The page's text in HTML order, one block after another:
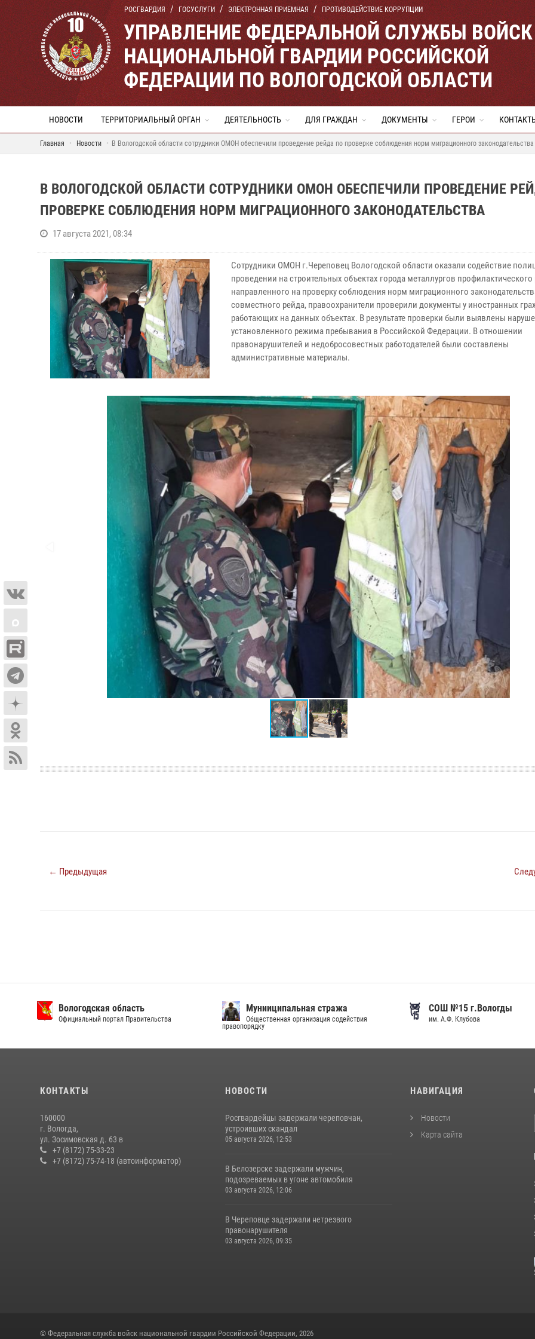
РОСГВАРДИЯ ГОСУСЛУГИ ЭЛЕКТРОННАЯ ПРИЕМНАЯ ПРОТИВОДЕЙСТВИЕ КОРРУПЦИИ
УПРАВЛЕНИЕ ФЕДЕРАЛЬНОЙ СЛУЖБЫ ВОЙСК
НАЦИОНАЛЬНОЙ ГВАРДИИ РОССИЙСКОЙ
ФЕДЕРАЦИИ ПО ВОЛОГОДСКОЙ ОБЛАСТИ
НОВОСТИ ТЕРРИТОРИАЛЬНЫЙ ОРГАН ДЕЯТЕЛЬНОСТЬ ДЛЯ ГРАЖДАН ДОКУМЕНТЫ ГЕРОИ
Главная Новости В Вологодской области сотрудники ОМОН обеспечили проведение рейда по проверке соблюдения норм миграционного законодательства
В ВОЛОГОДСКОЙ ОБЛАСТИ СОТРУДНИКИ ОМОН ОБЕСПЕЧИЛИ ПРОВЕДЕНИЕ
ПРОВЕРКЕ СОБЛЮДЕНИЯ НОРМ МИГРАЦИОННОГО ЗАКОНОДАТЕЛЬСТВА
17 августа 2021, 08:34
Сотрудники ОМОН г.Череповец Вологодской области оказали содействие
проведении на строительных объектах города металлургов профилактического
направленного на проверку соблюдения норм миграционного
совместного рейда, правоохранители проверили документы у иностранных
работающих на данных объектах. В результате проверки были выявлены
установленного режима пребывания в Российской Федерации. В отношении
правонарушителей и недобросовестных работодателей были составлены
административные материалы.
← Предыдущая
Вологодская область
Официальный портал Правительства
Мунииципальная стража
Общественная организация содействия
правопорядку
СОШ №15 г.Вологды
им. А.Ф. Клубова
КОНТАКТЫ
160000
г. Вологда,
ул. Зосимовская д. 63 в
+7 (8172) 75-33-23
+7 (8172) 75-74-18 (автоинформатор)
НОВОСТИ
Росгвардейцы задержали череповчан,
устроивших скандал
05 августа 2026, 12:53
В Белозерске задержали мужчин,
подозреваемых в угоне автомобиля
03 августа 2026, 12:06
В Череповце задержали нетрезвого
правонарушителя
03 августа 2026, 09:35
НАВИГАЦИЯ
Новости
Карта сайта
© Федеральная служба войск национальной гвардии Российской Федерации, 2026